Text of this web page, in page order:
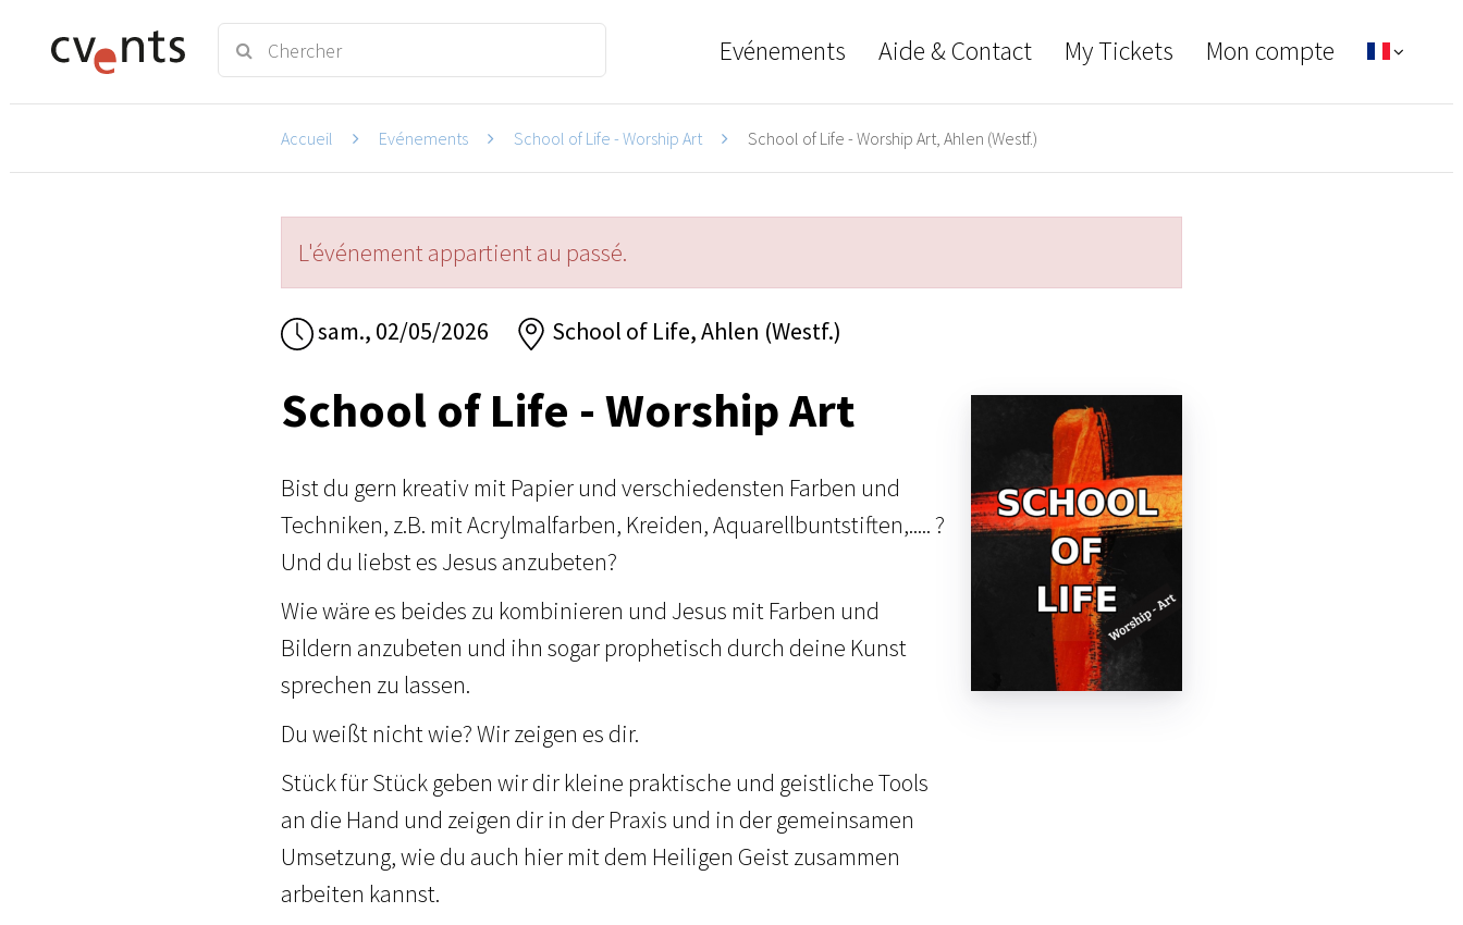
Evénements Aide & Contact My Tickets Mon compte
Accueil Evénements School of Life - Worship Art School of Life - Worship Art, Ahlen (Westf.)
L'événement appartient au passé.
sam., 02/05/2026 School of Life, Ahlen (Westf.)
School of Life - Worship Art
Bist du gern kreativ mit Papier und verschiedensten Farben und
Techniken, z.B. mit Acrylmalfarben, Kreiden, Aquarellbuntstiften,..... ?
Und du liebst es Jesus anzubeten?
Wie wäre es beides zu kombinieren und Jesus mit Farben und
Bildern anzubeten und ihn sogar prophetisch durch deine Kunst
sprechen zu lassen.
Du weißt nicht wie? Wir zeigen es dir.
Stück für Stück geben wir dir kleine praktische und geistliche Tools
an die Hand und zeigen dir in der Praxis und in der gemeinsamen
Umsetzung, wie du auch hier mit dem Heiligen Geist zusammen
arbeiten kannst.